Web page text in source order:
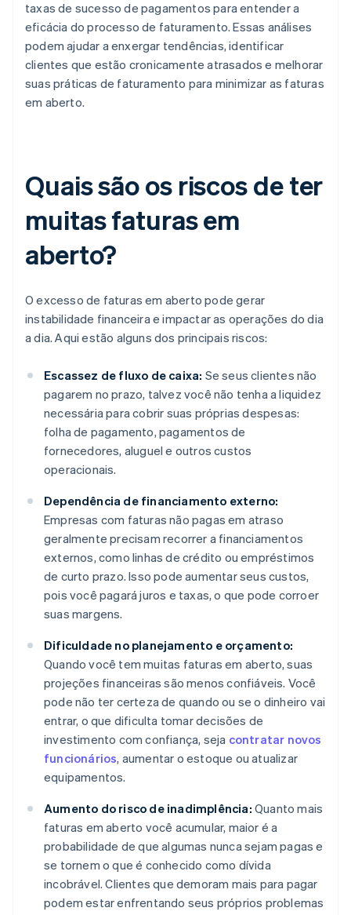
taxas de sucesso de pagamentos para entender a
eficácia do processo de faturamento. Essas análises
podem ajudar a enxergar tendências, identificar
clientes que estão cronicamente atrasados e melhorar
suas práticas de faturamento para minimizar as faturas
em aberto.
Quais são os riscos de ter
muitas faturas em
aberto?
O excesso de faturas em aberto pode gerar
instabilidade financeira e impactar as operações do dia
a dia. Aqui estão alguns dos principais riscos:
Escassez de fluxo de caixa: Se seus clientes não
pagarem no prazo, talvez você não tenha a liquidez
necessária para cobrir suas próprias despesas:
folha de pagamento, pagamentos de
fornecedores, aluguel e outros custos
operacionais.
Dependência de financiamento externo:
Empresas com faturas não pagas em atraso
geralmente precisam recorrer a financiamentos
externos, como linhas de crédito ou empréstimos
de curto prazo. Isso pode aumentar seus custos,
pois você pagará juros e taxas, o que pode corroer
suas margens.
Dificuldade no planejamento e orçamento:
Quando você tem muitas faturas em aberto, suas
projeções financeiras são menos confiáveis. Você
pode não ter certeza de quando ou se o dinheiro vai
entrar, o que dificulta tomar decisões de
investimento com confiança, seja contratar novos
funcionários, aumentar o estoque ou atualizar
equipamentos.
Aumento do risco de inadimplência: Quanto mais
faturas em aberto você acumular, maior é a
probabilidade de que algumas nunca sejam pagas e
se tornem o que é conhecido como dívida
incobrável. Clientes que demoram mais para pagar
podem estar enfrentando seus próprios problemas